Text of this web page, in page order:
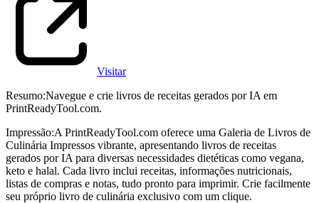
Visitar
Resumo:Navegue e crie livros de receitas gerados por IA em
PrintReadyTool.com.
Impressão:A PrintReadyTool.com oferece uma Galeria de Livros de
Culinária Impressos vibrante, apresentando livros de receitas
gerados por IA para diversas necessidades dietéticas como vegana,
keto e halal. Cada livro inclui receitas, informações nutricionais,
listas de compras e notas, tudo pronto para imprimir. Crie facilmente
seu próprio livro de culinária exclusivo com um clique.